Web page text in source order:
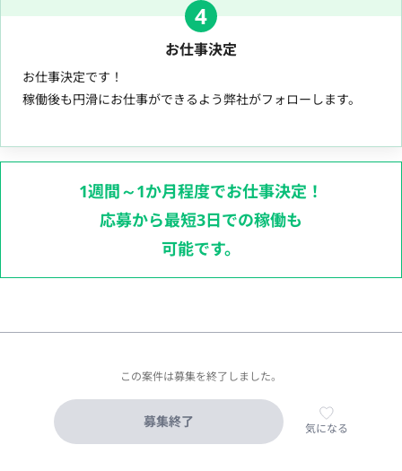
4
お仕事決定
お仕事決定です！
稼働後も円滑にお仕事ができるよう弊社がフォローします。
1週間～1か月程度でお仕事決定！
応募から最短3日での稼働も
可能です。
この案件は募集を終了しました。
募集終了 気になる